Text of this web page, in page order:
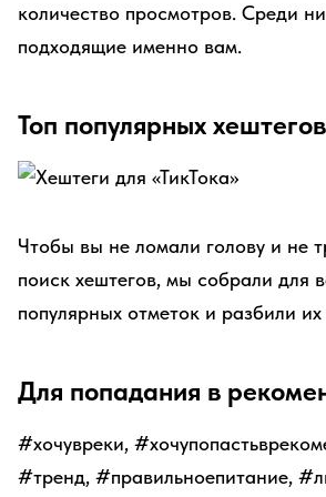
количество просмотров. Среди
подходящие именно вам.
Топ популярных хештегов
Чтобы вы не ломали голову и не
поиск хештегов, мы собрали для
популярных отметок и разбили
Для попадания в
#хочувреки,
#тренд, #правильноепитание,